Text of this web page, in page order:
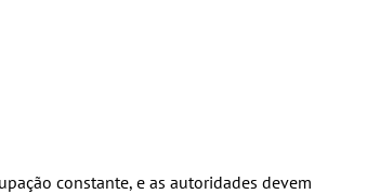
constante, e as autoridades devem